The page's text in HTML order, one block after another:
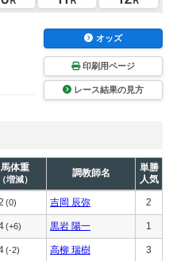
オッズ
印刷用ページ
レース結果の見方
馬体重
（増減）
調教師名
単勝
人気
(0) 吉岡 辰弥 2
(+6) 黒岩 陽一 1
(-2) 高柳 瑞樹 3